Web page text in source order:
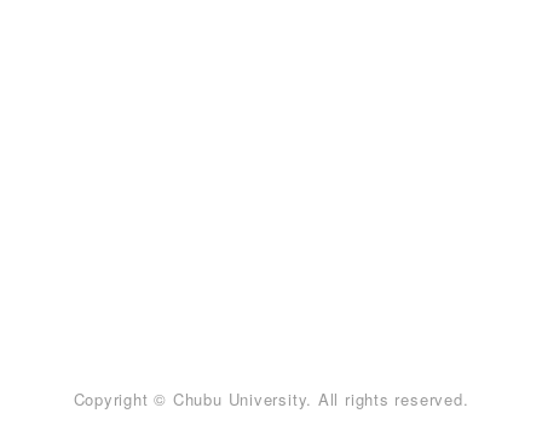
Copyright © Chubu University. All rights reserved.